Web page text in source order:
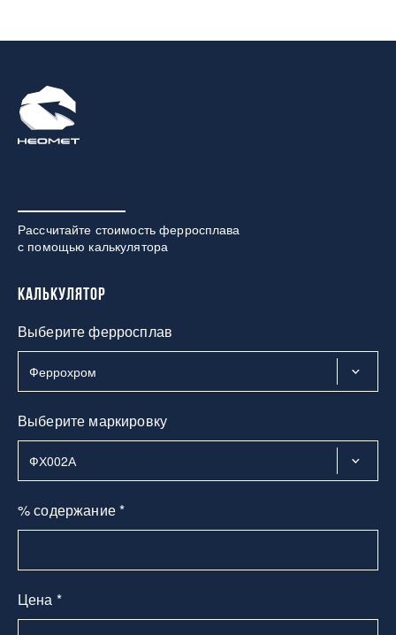
Рассчитайте стоимость ферросплава
с помощью калькулятора
Калькулятор
Выберите ферросплав
Выберите маркировку
% содержание *
Цена *